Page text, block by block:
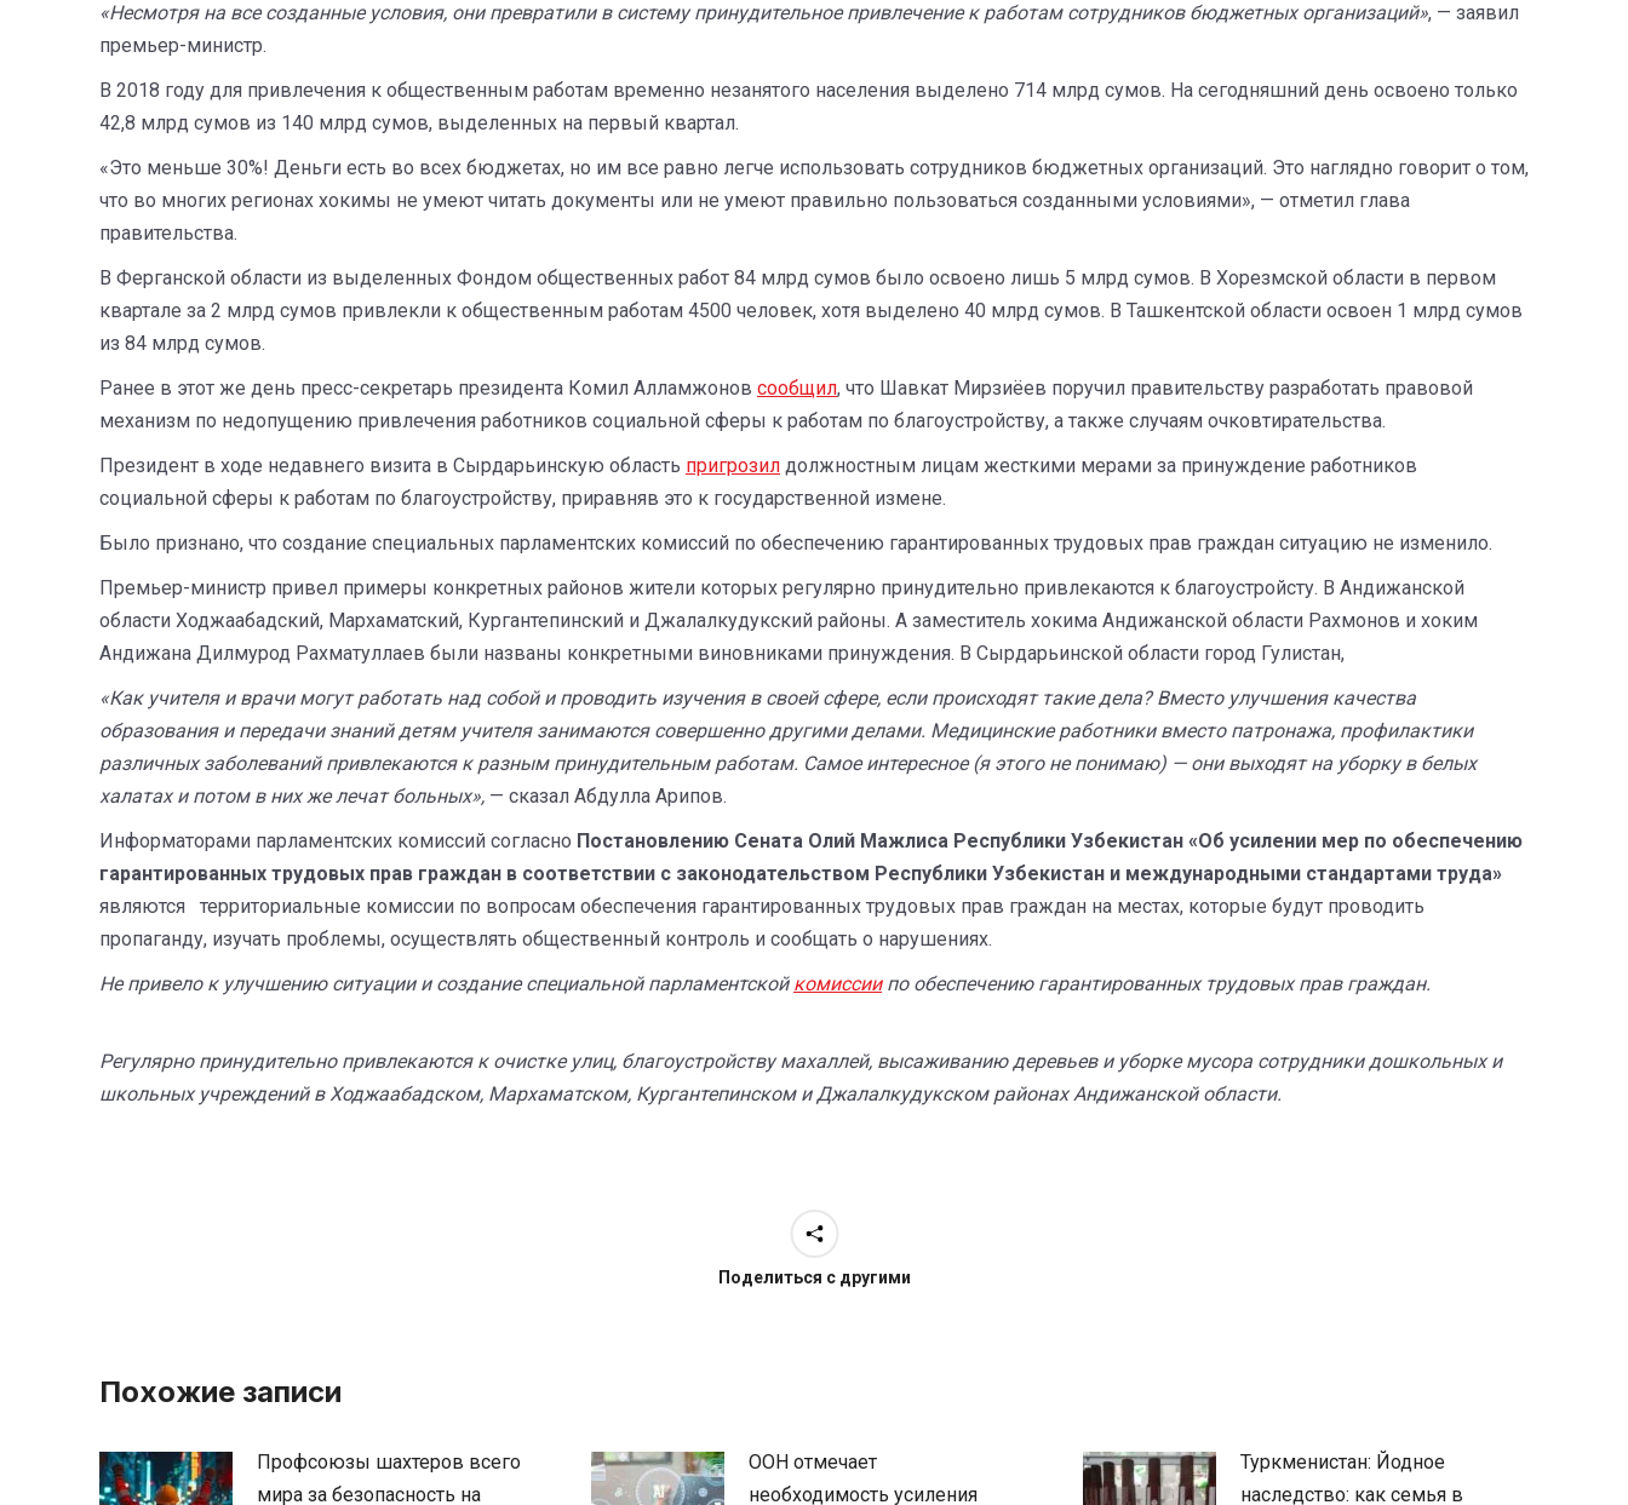
«Несмотря на все созданные условия, они превратили в систему принудительное привлечение к работам сотрудников бюджетных организаций», — заявил
премьер-министр.
В 2018 году для привлечения к общественным работам временно незанятого населения выделено 714 млрд сумов. На сегодняшний день освоено только
42,8 млрд сумов из 140 млрд сумов, выделенных на первый квартал.
«Это меньше 30%! Деньги есть во всех бюджетах, но им все равно легче использовать сотрудников бюджетных организаций. Это наглядно говорит о том,
что во многих регионах хокимы не умеют читать документы или не умеют правильно пользоваться созданными условиями», — отметил глава
правительства.
В Ферганской области из выделенных Фондом общественных работ 84 млрд сумов было освоено лишь 5 млрд сумов. В Хорезмской области в первом
квартале за 2 млрд сумов привлекли к общественным работам 4500 человек, хотя выделено 40 млрд сумов. В Ташкентской области освоен 1 млрд сумов
из 84 млрд сумов.
Ранее в этот же день пресс-секретарь президента Комил Алламжонов сообщил, что Шавкат Мирзиёев поручил правительству разработать правовой
механизм по недопущению привлечения работников социальной сферы к работам по благоустройству, а также случаям очковтирательства.
Президент в ходе недавнего визита в Сырдарьинскую область пригрозил должностным лицам жесткими мерами за принуждение работников
социальной сферы к работам по благоустройству, приравняв это к государственной измене.
Было признано, что создание специальных парламентских комиссий по обеспечению гарантированных трудовых прав граждан ситуацию не изменило.
Премьер-министр привел примеры конкретных районов жители которых регулярно принудительно привлекаются к благоустройсту. В Андижанской
области Ходжаабадский, Мархаматский, Кургантепинский и Джалалкудукский районы. А заместитель хокима Андижанской области Рахмонов и хоким
Андижана Дилмурод Рахматуллаев были названы конкретными виновниками принуждения. В Сырдарьинской области город Гулистан,
«Как учителя и врачи могут работать над собой и проводить изучения в своей сфере, если происходят такие дела? Вместо улучшения качества
образования и передачи знаний детям учителя занимаются совершенно другими делами. Медицинские работники вместо патронажа, профилактики
различных заболеваний привлекаются к разным принудительным работам. Самое интересное (я этого не понимаю) — они выходят на уборку в белых
халатах и потом в них же лечат больных», — сказал Абдулла Арипов.
Информаторами парламентских комиссий согласно Постановлению Сената Олий Мажлиса Республики Узбекистан «Об усилении мер по обеспечению
гарантированных трудовых прав граждан в соответствии с законодательством Республики Узбекистан и международными стандартами труда»
являются территориальные комиссии по вопросам обеспечения гарантированных трудовых прав граждан на местах, которые будут проводить
пропаганду, изучать проблемы, осуществлять общественный контроль и сообщать о нарушениях.
Не привело к улучшению ситуации и создание специальной парламентской комиссиипо обеспечению гарантированных трудовых прав граждан.
Регулярно принудительно привлекаются к очистке улиц, благоустройству махаллей, высаживанию деревьев и уборке мусора сотрудники дошкольных и
школьных учреждений в Ходжаабадском, Мархаматском, Кургантепинском и Джалалкудукском районах Андижанской области.
Поделиться с другими
Похожие записи
Профсоюзы шахтеров всего
мира за безопасность на
ООН отмечает
необходимость усиления
Туркменистан: Йодное
наследство: как семья в